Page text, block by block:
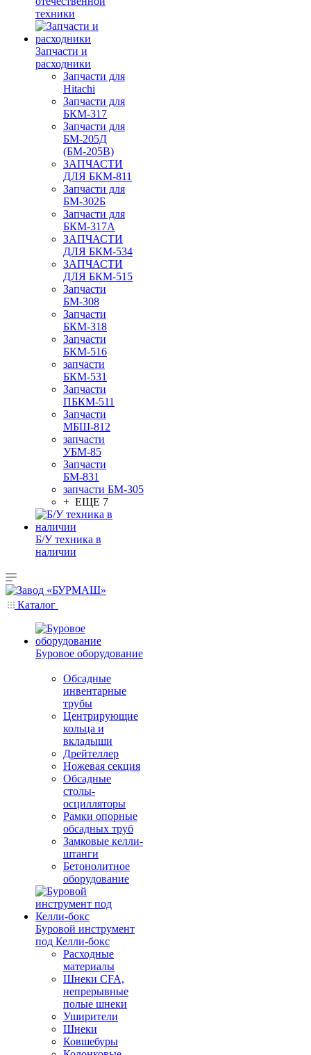
техники
Запчасти и
расходники
Запчасти для
Hitachi
Запчасти для
БКМ-317
Запчасти для
БМ-205Д
(БМ-205В)
ЗАПЧАСТИ
ДЛЯ БКМ-811
Запчасти для
БМ-302Б
Запчасти для
БКМ-317А
ЗАПЧАСТИ
ДЛЯ БКМ-534
ЗАПЧАСТИ
ДЛЯ БКМ-515
Запчасти
БМ-308
Запчасти
БКМ-318
Запчасти
БКМ-516
запчасти
БКМ-531
Запчасти
ПБКМ-511
Запчасти
МБШ-812
запчасти
УБМ-85
Запчасти
БМ-831
запчасти БМ-305
+ ЕЩЕ 7
Б/У техника в
наличии
Каталог
Буровое оборудование
Обсадные
инвентарные
трубы
Центрирующие
кольца и
вкладыши
Дрейтеллер
Ножевая секция
Обсадные
столы-
осцилляторы
Рамки опорные
обсадных труб
Замковые келли-
штанги
Бетонолитное
оборудование
Буровой инструмент
под Келли-бокс
Расходные
материалы
Шнеки CFA,
непрерывные
полые шнеки
Уширители
Шнеки
Ковшебуры